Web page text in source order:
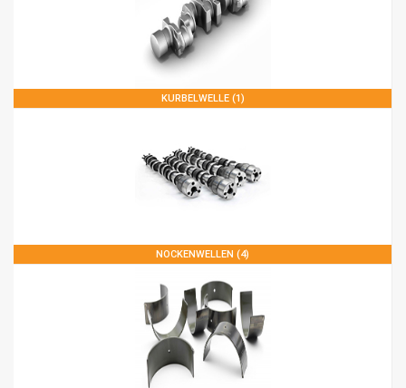
KURBELWELLE (1)
NOCKENWELLEN (4)